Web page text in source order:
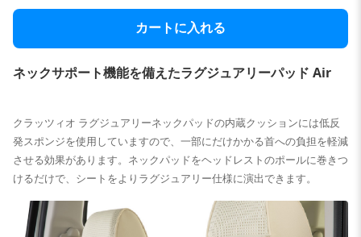
カートに入れる
ネックサポート機能を備えたラグジュアリーパッド Air
クラッツィオ ラグジュアリーネックパッドの内蔵クッションには低反
発スポンジを使用していますので、一部にだけかかる首への負担を軽減
させる効果があります。ネックパッドをヘッドレストのポールに巻きつ
けるだけで、シートをよりラグジュアリー仕様に演出できます。